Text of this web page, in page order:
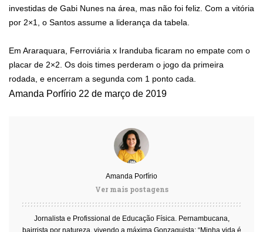
investidas de Gabi Nunes na área, mas não foi feliz. Com a vitória
por 2×1, o Santos assume a liderança da tabela.
Em Araraquara, Ferroviária x Iranduba ficaram no empate com o
placar de 2×2. Os dois times perderam o jogo da primeira
rodada, e encerram a segunda com 1 ponto cada.
Amanda Porfírio 22 de março de 2019
Amanda Porfírio
Ver mais postagens
Jornalista e Profissional de Educação Física. Pernambucana,
bairrista por natureza, vivendo a máxima Gonzaguista: “Minha vida é